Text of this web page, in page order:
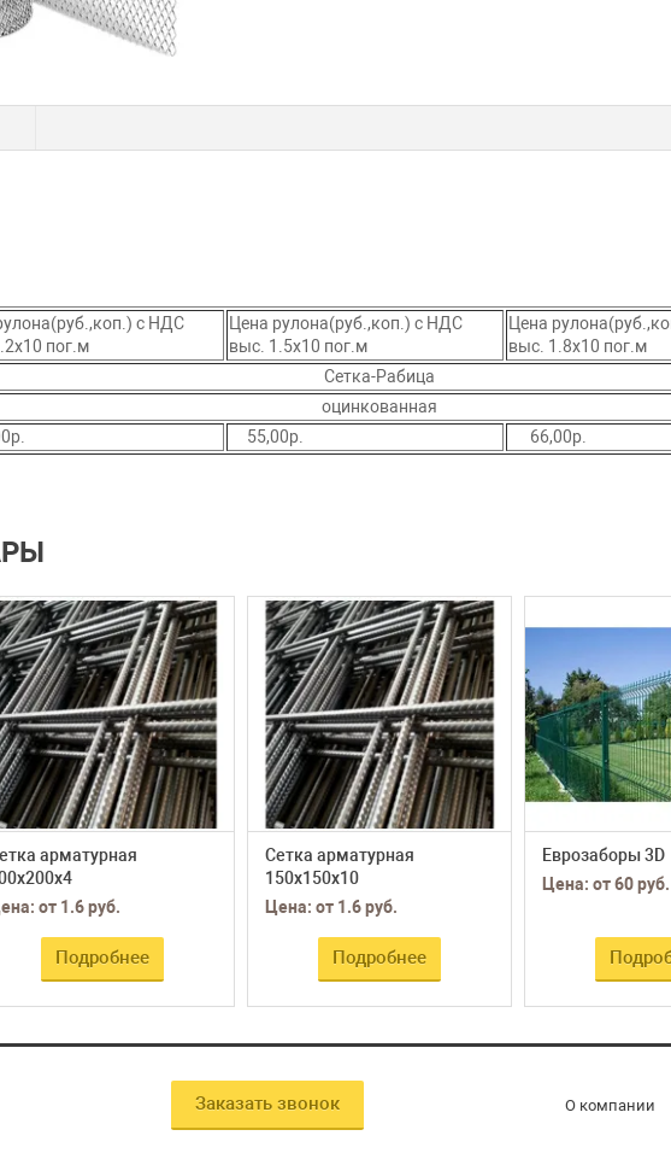
с НДС
пог.м
Цена рулона(руб.,коп.) с НДС
выс. 1.5х10 пог.м
Цена
выс. 1.8х10 пог.м
Сетка-Рабица
оцинкованная
55,00р. 66,00р.
арматурная
от 1.6 руб.
Подробнее
Сетка арматурная
150х150х10
Цена: от 1.6 руб.
Подробнее
Еврозаборы 3D
Цена: от 60 руб.
Заказать звонок О компании